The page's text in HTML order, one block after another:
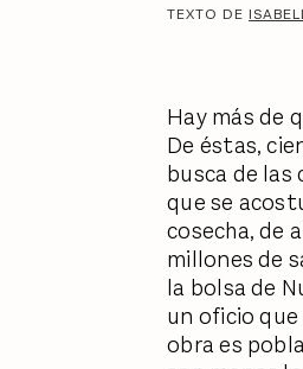
TEXTO DE
Hay más de
De éstas,
busca de las
que se
cosecha, de
millones de
la bolsa de
un oficio
obra es